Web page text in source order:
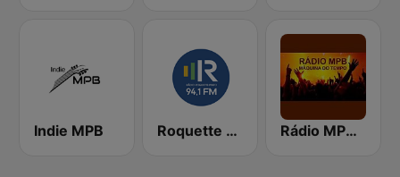
Indie MPB Roquette Pinto 94.1 FM Rádio MPB Máquina do Tempo